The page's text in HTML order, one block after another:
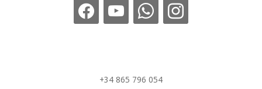
+34 865 796 054